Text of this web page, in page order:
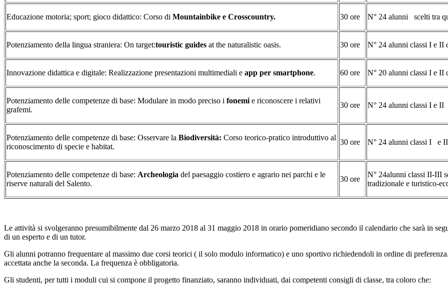
Educazione motoria; sport; gioco didattico: Corso di Mountainbike e Crosscountry. 30 ore N° 24 alunni scelti tra
Potenziamento della lingua straniera: On target:touristic guides at the naturalistic oasis. 30 ore N° 24 alunni classi I e II
Innovazione didattica e digitale: Realizzazione presentazioni multimediali e app per smartphone. 60 ore N° 20 alunni classi I e II
Potenziamento delle competenze di base: Modulare in modo preciso i fonemi e riconoscere i relativi
grafemi.
30 ore N° 24 alunni classi I e
Potenziamento delle competenze di base: Osservare la Biodiversità: Corso teorico-pratico introduttivo al
riconoscimento di specie e habitat.
30 ore N° 24 alunni classi I e
Potenziamento delle competenze di base: Archeologia del paesaggio costiero e agrario nei parchi e le
riserve naturali del Salento.
30 ore
N° 24alunni classi II-III
tradizionale e turistico-
Le attività si svolgeranno presumibilmente dal 26 marzo 2018 al 31 maggio 2018 in orario pomeridiano secondo il calendario che sarà in
di un esperto e di un tutor.
Gli alunni potranno frequentare al massimo due corsi teorici ( il solo modulo informatico) e uno sportivo richiedendoli in ordine di
accettata anche la seconda. La frequenza è obbligatoria.
Gli studenti, per tutti i moduli cui si compone il progetto finanziato, saranno individuati, dai competenti consigli di classe, tra coloro che: